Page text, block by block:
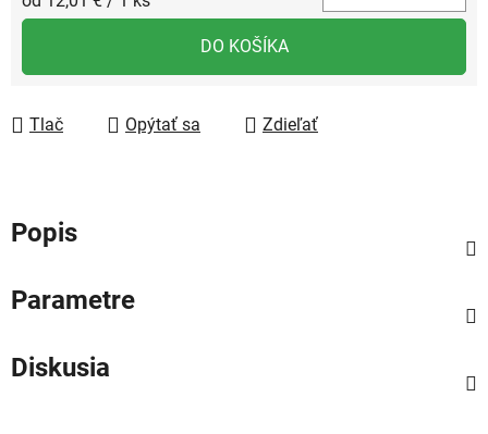
DO KOŠÍKA
Tlač Opýtať sa Zdieľať
Popis
Parametre
Diskusia